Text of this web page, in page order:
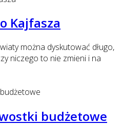
Kajfasza
można dyskutować długo,
niczego to nie zmieni i na
budżetowe